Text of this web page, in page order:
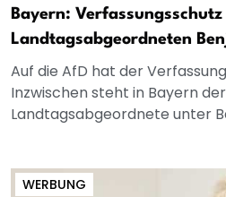
Bayern:
Landtagsabgeordneten
Auf die AfD hat der
Inzwischen steht in Bayern
Landtagsabgeordnete unter
WERBUNG